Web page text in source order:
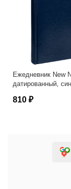
Ежедневник New
датированный,
810 ₽